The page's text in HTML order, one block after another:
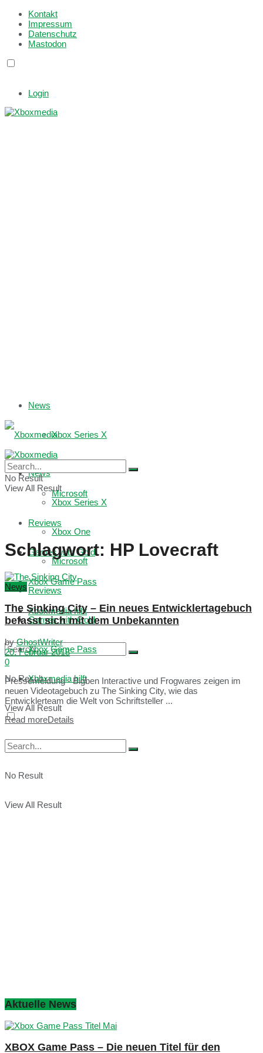
Kontakt
Impressum
Datenschutz
Mastodon
Login
News
Xbox Series X
Microsoft
Reviews
Games with Gold
Xbox Game Pass
Xboxmedia hilft
No Result
View All Result
News
Xbox Series X
Xbox One
Microsoft
Reviews
Games with Gold
Xbox Game Pass
Xboxmedia hilft
No Result
View All Result
No Result
View All Result
Schlagwort: HP Lovecraft
News
The Sinking City – Ein neues Entwicklertagebuch
befasst sich mit dem Unbekannten
by GhostWriter
20. Februar 2018
0
Pressemeldung - Bigben Interactive und Frogwares zeigen im
neuen Videotagebuch zu The Sinking City, wie das
Entwicklerteam die Welt von Schriftsteller ...
Read moreDetails
Aktuelle News
XBOX Game Pass – Die neuen Titel für den